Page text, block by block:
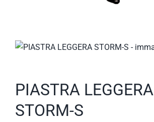
PIASTRA LEGGERA
STORM-S